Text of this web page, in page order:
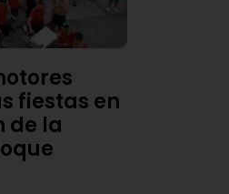
fiestas en
de la